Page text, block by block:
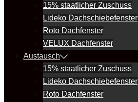
15% staatlicher Zuschuss
Lideko Dachschiebefenster
Roto Dachfenster
VELUX Dachfenster
Austausch
15% staatlicher Zuschuss
Lideko Dachschiebefenster
Roto Dachfenster